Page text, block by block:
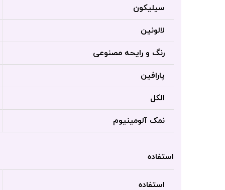
سیلیکون
لالونین
رنگ و رایحه مصنوعی
پارافین
الکل
نمک آلومینیوم
استفاده
استفاده